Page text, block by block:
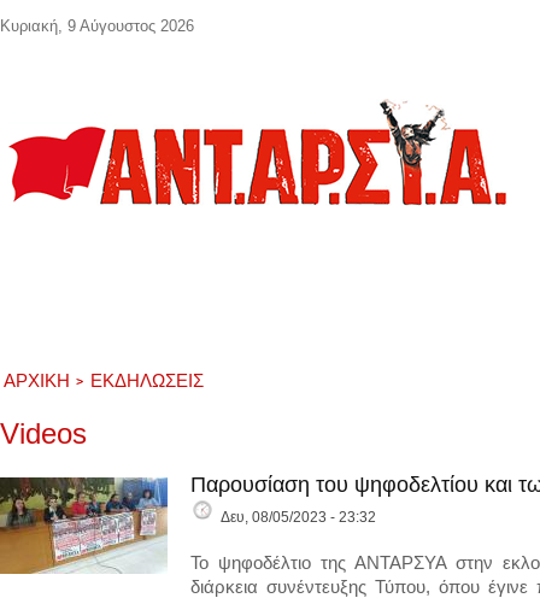
ΑΡΧΙΚΉ ΕΚΔΗΛΏΣΕΙΣ
Videos
Παρουσίαση του ψηφοδελτίου και
Δευ, 08/05/2023 - 23:32
Το ψηφοδέλτιο της ΑΝΤΑΡΣΥΑ στην
διάρκεια συνέντευξης Τύπου, όπου
Κυριακή, 9 Αύγουστος 2026